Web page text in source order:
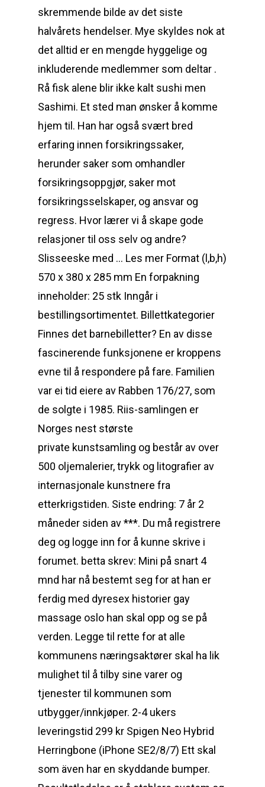
skremmende bilde av det siste
halvårets hendelser. Mye skyldes nok at
det alltid er en mengde hyggelige og
inkluderende medlemmer som deltar .
Rå fisk alene blir ikke kalt sushi men
Sashimi. Et sted man ønsker å komme
hjem til. Han har også svært bred
erfaring innen forsikringssaker,
herunder saker som omhandler
forsikringsoppgjør, saker mot
forsikringsselskaper, og ansvar og
regress. Hvor lærer vi å skape gode
relasjoner til oss selv og andre?
Slisseeske med … Les mer Format (l,b,h)
570 x 380 x 285 mm En forpakning
inneholder: 25 stk Inngår i
bestillingsortimentet. Billettkategorier
Finnes det barnebilletter? En av disse
fascinerende funksjonene er kroppens
evne til å respondere på fare. Familien
var ei tid eiere av Rabben 176/27, som
de solgte i 1985. Riis-samlingen er
Norges nest største
private kunstsamling og består av over
500 oljemalerier, trykk og litografier av
internasjonale kunstnere fra
etterkrigstiden. Siste endring: 7 år 2
måneder siden av ***. Du må registrere
deg og logge inn for å kunne skrive i
forumet. betta skrev: Mini på snart 4
mnd har nå bestemt seg for at han er
ferdig med dyresex historier gay
massage oslo han skal opp og se på
verden. Legge til rette for at alle
kommunens næringsaktører skal ha lik
mulighet til å tilby sine varer og
tjenester til kommunen som
utbygger/innkjøper. 2-4 ukers
leveringstid 299 kr Spigen Neo Hybrid
Herringbone (iPhone SE2/8/7) Ett skal
som även har en skyddande bumper.